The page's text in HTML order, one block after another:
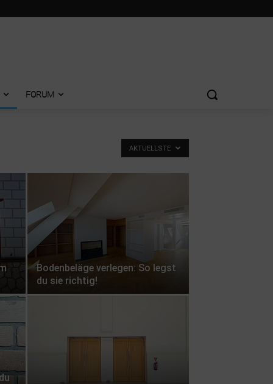
FORUM
AKTUELLSTE
Bodenbeläge verlegen: So legst
du sie richtig!